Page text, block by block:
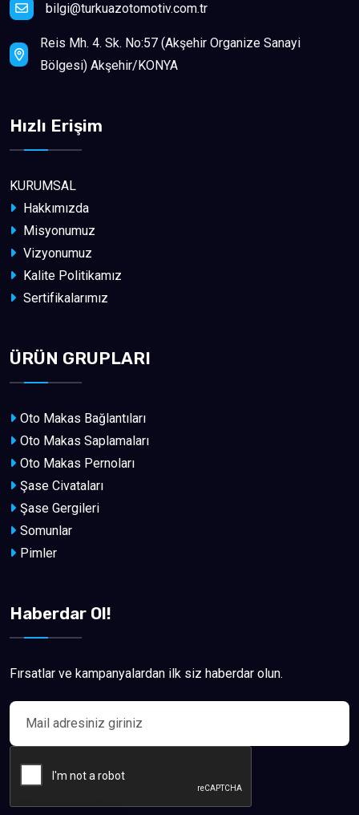
bilgi@turkuazotomotiv.com.tr
Reis Mh. 4. Sk. No:57 (Akşehir Organize Sanayi
Bölgesi) Akşehir/KONYA
Hızlı Erişim
KURUMSAL
Hakkımızda
Misyonumuz
Vizyonumuz
Kalite Politikamız
Sertifikalarımız
ÜRÜN GRUPLARI
Oto Makas Bağlantıları
Oto Makas Saplamaları
Oto Makas Pernoları
Şase Civataları
Şase Gergileri
Somunlar
Pimler
Haberdar Ol!
Fırsatlar ve kampanyalardan ilk siz haberdar olun.